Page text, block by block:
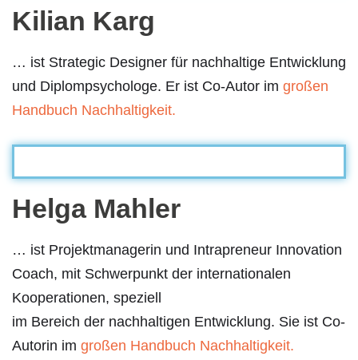
Kilian Karg
… ist Strategic Designer für nachhaltige Entwicklung
und Diplompsychologe. Er ist Co-Autor im großen
Handbuch Nachhaltigkeit.
Helga Mahler
… ist Projektmanagerin und Intrapreneur Innovation
Coach, mit Schwerpunkt der internationalen
Kooperationen, speziell
im Bereich der nachhaltigen Entwicklung. Sie ist Co-
Autorin im großen Handbuch Nachhaltigkeit.